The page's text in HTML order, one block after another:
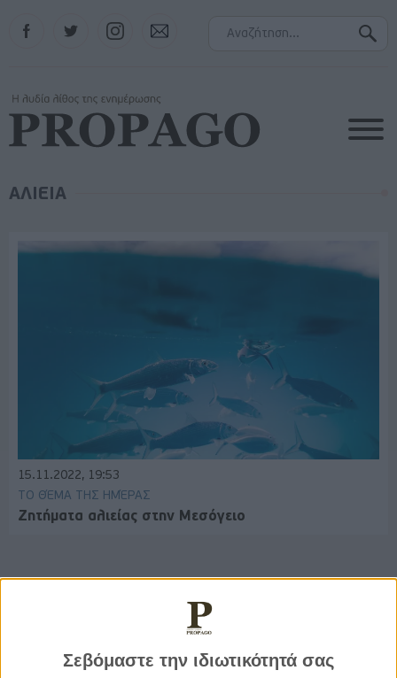
Σεβόμαστε την ιδιωτικότητά σας
Instagram
ΑΛΙΕΙΑ
15.11.2022, 19:53
ΤΟ ΘΈΜΑ ΤΗΣ ΗΜΈΡΑΣ
Ζητήματα αλιείας στην Μεσόγειο
Κέλλυ Καμπάκη